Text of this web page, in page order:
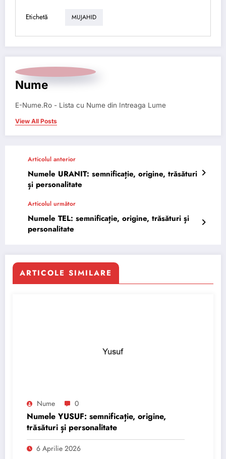
Etichetă MUJAHID
Nume
E-Nume.Ro - Lista cu Nume din Intreaga Lume
View All Posts
Articolul anterior
Numele URANIT: semnificație, origine, trăsături
și personalitate
Articolul următor
Numele TEL: semnificație, origine, trăsături și
personalitate
ARTICOLE SIMILARE
Nume 0
Numele YUSUF: semnificație, origine,
trăsături și personalitate
6 Aprilie 2026